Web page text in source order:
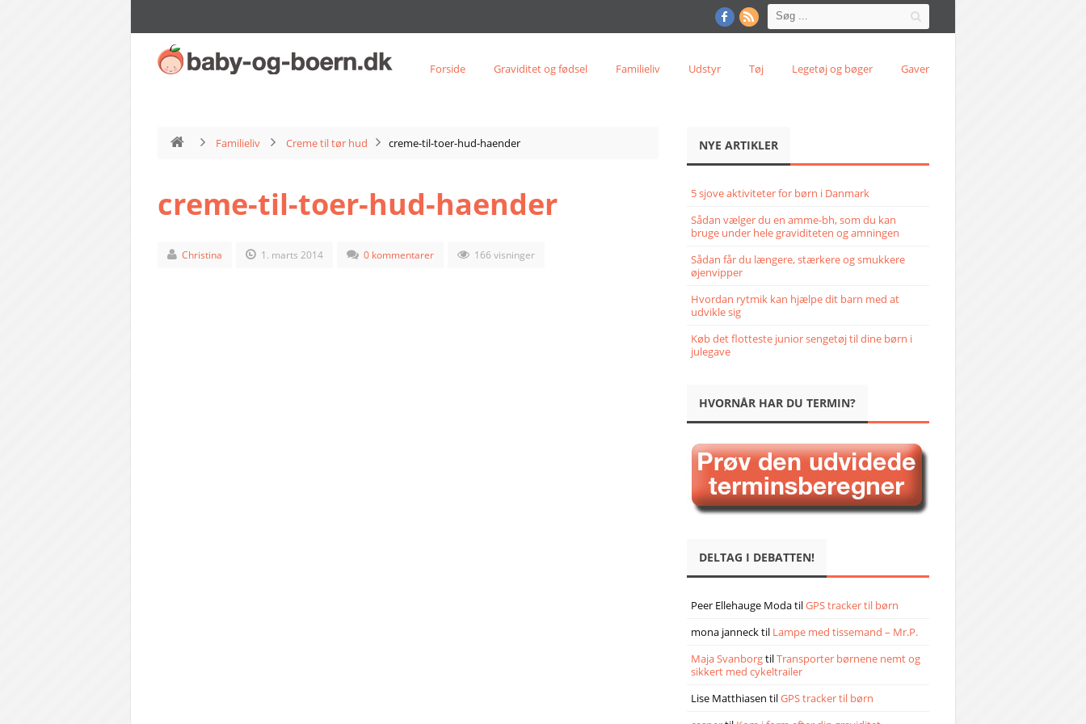
Forside Graviditet og fødsel Familieliv Udstyr Tøj Legetøj og bøger Gaver
Familieliv Creme til tør hud creme-til-toer-hud-haender
creme-til-toer-hud-haender
Christina 1. marts 2014 0 kommentarer 166 visninger
NYE ARTIKLER
5 sjove aktiviteter for børn i Danmark
Sådan vælger du en amme-bh, som du kan
bruge under hele graviditeten og amningen
Sådan får du længere, stærkere og smukkere
øjenvipper
Hvordan rytmik kan hjælpe dit barn med at
udvikle sig
Køb det flotteste junior sengetøj til dine børn i
julegave
HVORNÅR HAR DU TERMIN?
DELTAG I DEBATTEN!
Peer Ellehauge ModatilGPS tracker til børn
mona jannecktil Lampe med tissemand – Mr.P.
Maja SvanborgtilTransporter børnene nemt og
sikkert med cykeltrailer
Lise Matthiasen tilGPS tracker til børn